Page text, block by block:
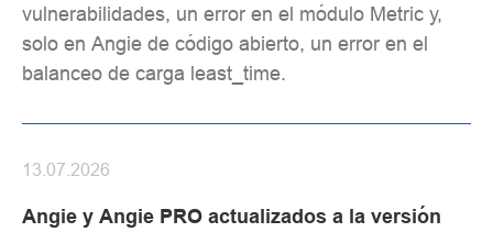
vulnerabilidades, un error en el módulo Metric y,
solo en Angie de código abierto, un error en el
balanceo de carga least_time.
Angie y Angie PRO actualizados a la versión
13.07.2026